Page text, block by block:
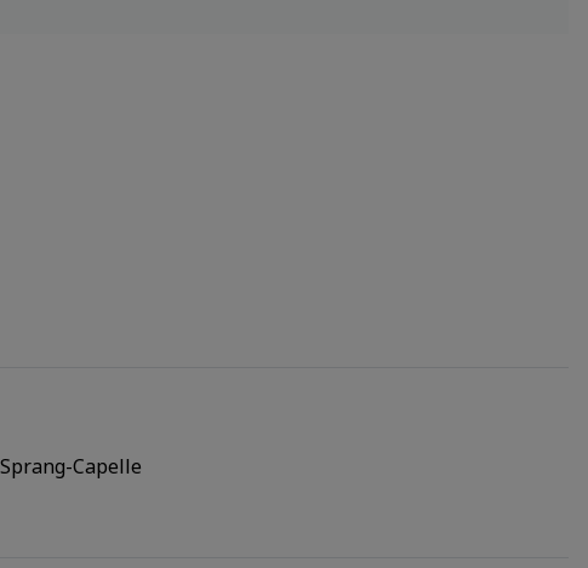
Capelle